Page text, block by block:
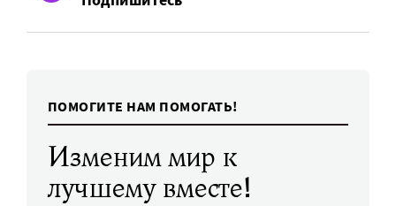
ПОМОГИТЕ НАМ ПОМОГАТЬ!
Изменим мир к
лучшему вместе!